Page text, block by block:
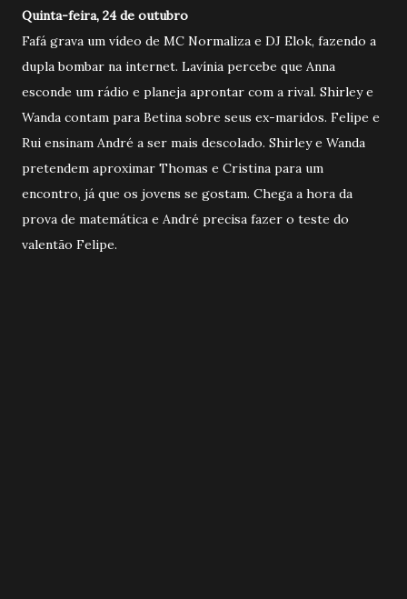
Quinta-feira, 24 de outubro
Fafá grava um vídeo de MC Normaliza e DJ Elok, fazendo a
dupla bombar na internet. Lavínia percebe que Anna
esconde um rádio e planeja aprontar com a rival. Shirley e
Wanda contam para Betina sobre seus ex-maridos. Felipe e
Rui ensinam André a ser mais descolado. Shirley e Wanda
pretendem aproximar Thomas e Cristina para um
encontro, já que os jovens se gostam. Chega a hora da
prova de matemática e André precisa fazer o teste do
valentão Felipe.